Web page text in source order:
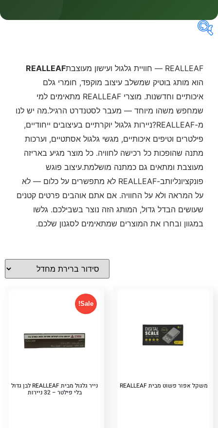
REALLEAF — חוויית גלגול ועישון מעוצבת
REALLEAF
הוא מותג בוטיק שמשלב עיצוב מוקפד, חומרי גלם
איכותיים וחדשנות. מוצרי REALLEAF מתאימים למי
שמחפש משהו מיוחד — מעבר לסטנדרט הרגיל.מה יש לנו
מ-REALLEAF?ניירות גלגול יוקרתיים בעיצובים ייחודיים,
פילטרים וטיפים איכותיים, מגשי גלגול אסתטיים, וערכות
מתנה שהופכות כל רכישה לחוויה. כל מוצר מגיע באריזה
מעוצבת ומתאים גם כמתנה מושלמת.עיצוב פוגש
פונקציונליותב-REALLEAF לא מתפשרים על כלום — לא
על המראה ולא על החוויה. אם אתם אוהבים פרטים קטנים
שעושים הבדל גדול, המותג הזה נוצר בשבילכם. גלשו
במגוון ובחרו את המוצרים שמתאימים לסגנון שלכם.
משקל אפור פשוט מבית REALLEAF
Sale!
נייר גלגול מבית REALLEAF לבן גדול
בלי פילטר – 32 ניירות